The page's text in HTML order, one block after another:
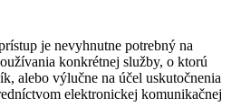
je nevyhnutne potrebný na
konkrétnej služby, o ktorú
alebo výlučne na účel uskutočnenia
elektronickej komunikačnej